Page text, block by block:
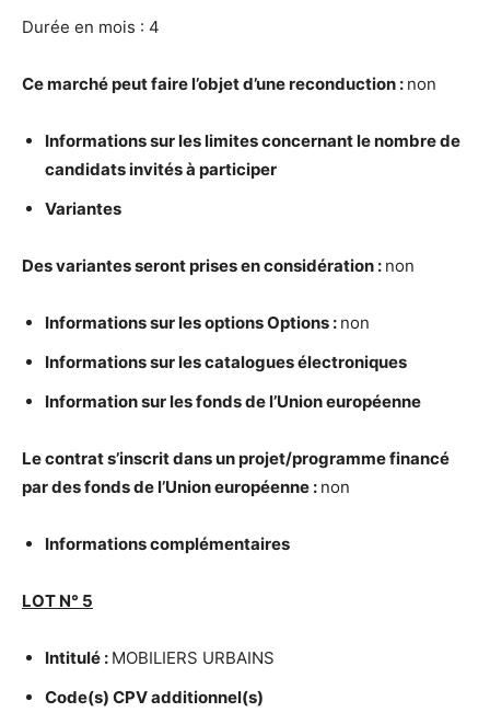
Durée en mois : 4
Ce marchépeut faire l’objet d’une reconduction : non
Informations sur les limites concernant le nombre de
candidats invitésà participer
Variantes
Des variantes seront prises en considération : non
Informations sur les options Options : non
Informations sur les cataloguesélectroniques
Information sur les fonds de l’Union européenne
Le contrat s’inscrit dans un projet/programme financé
par des fonds de l’Union européenne : non
Informations complémentaires
LOT N° 5
Intitulé : MOBILIERS URBAINS
Code(s) CPV additionnel(s)